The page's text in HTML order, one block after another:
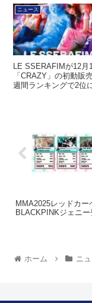
ニュース
LE SSERAFIMが12月
「CRAZY」の初動販
週間ランキングで2位
MMA2025レッドカー
BLACKPINKジェニー
ホーム ニ